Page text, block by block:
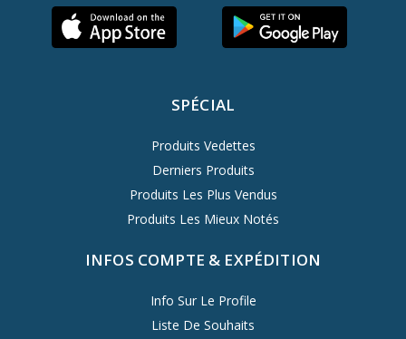
SPÉCIAL
Produits Vedettes
Derniers Produits
Produits Les Plus Vendus
Produits Les Mieux Notés
INFOS COMPTE & EXPÉDITION
Info Sur Le Profile
Liste De Souhaits